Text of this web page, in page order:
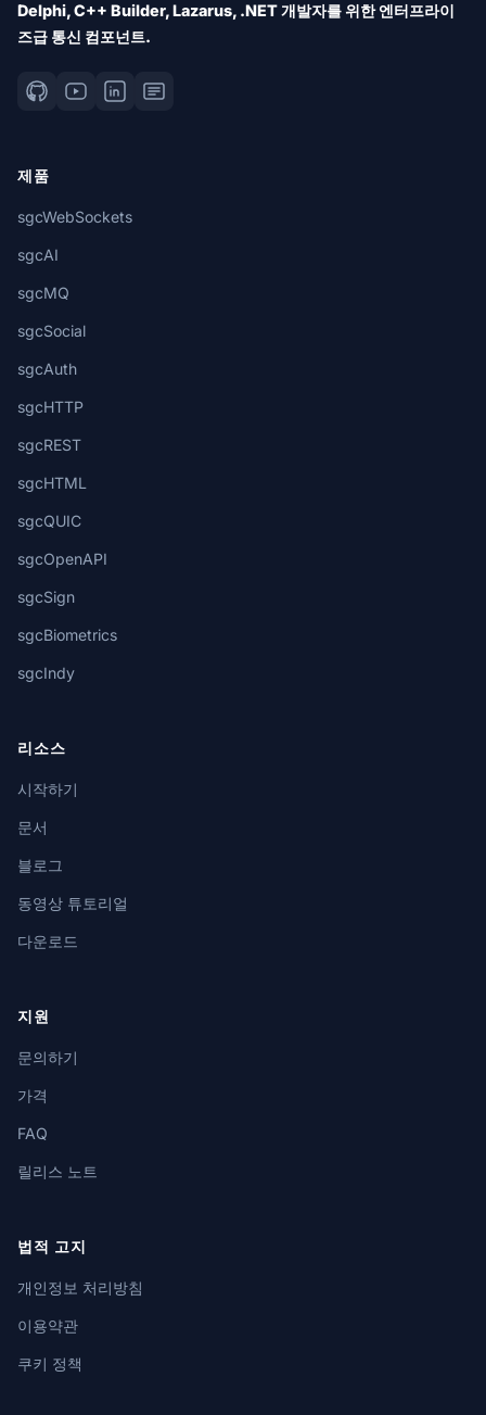
Delphi, C++ Builder, Lazarus, .NET 개발자를 위한 엔터프라이
즈급 통신 컴포넌트.
제품
sgcWebSockets
sgcAI
sgcMQ
sgcSocial
sgcAuth
sgcHTTP
sgcREST
sgcHTML
sgcQUIC
sgcOpenAPI
sgcSign
sgcBiometrics
sgcIndy
리소스
시작하기
문서
블로그
동영상 튜토리얼
다운로드
지원
문의하기
가격
FAQ
릴리스 노트
법적 고지
개인정보 처리방침
이용약관
쿠키 정책